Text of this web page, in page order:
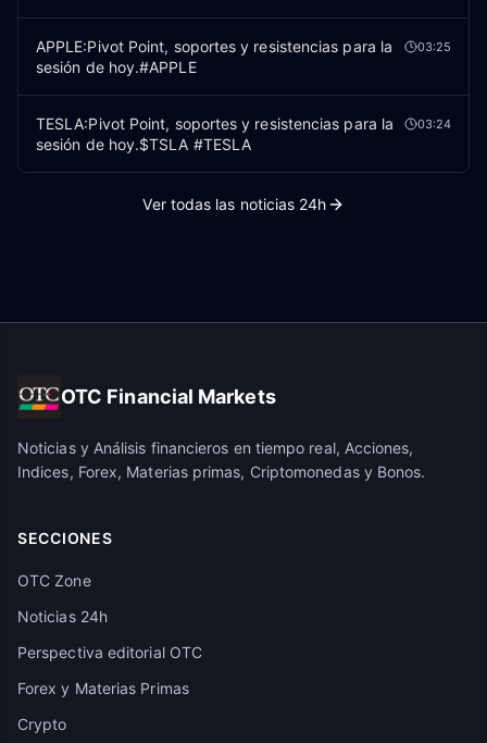
APPLE:Pivot Point, soportes y resistencias para la
sesión de hoy.#APPLE
03:25
TESLA:Pivot Point, soportes y resistencias para la
sesión de hoy.$TSLA #TESLA
03:24
Ver todas las noticias 24h
OTC Financial Markets
Noticias y Análisis financieros en tiempo real, Acciones,
Indices, Forex, Materias primas, Criptomonedas y Bonos.
SECCIONES
OTC Zone
Noticias 24h
Perspectiva editorial OTC
Forex y Materias Primas
Crypto